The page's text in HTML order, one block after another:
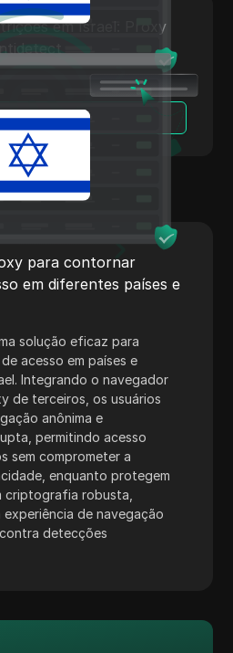
em Israel: Proxy
Mais
para contornar
em diferentes países e
solução eficaz para
acesso em países e
Integrando o navegador
de terceiros, os usuários
anônima e
permitindo acesso
sem comprometer a
enquanto protegem
criptografia robusta,
de navegação
detecções